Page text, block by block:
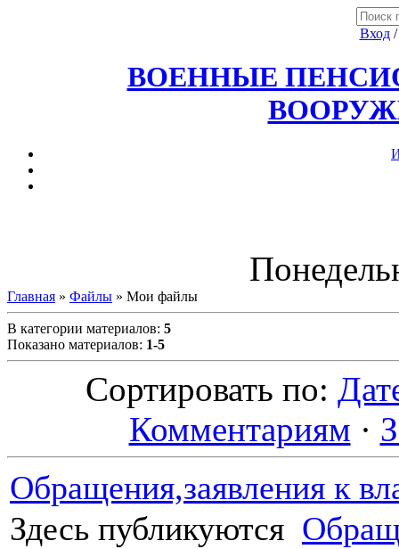
Вход
ВОЕННЫЕ
Главная » Файлы » Мои файлы
В категории материалов: 5
Показано материалов: 1-5
Сортировать по:
Комментариям ·
Обращения,заявления к
Здесь публикуются